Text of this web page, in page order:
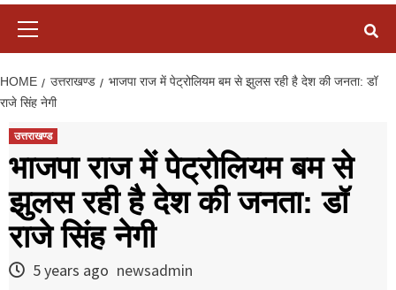
HOME उत्तराखण्ड
भाजपा राज में पेट्रोलियम बम से झुलस रही है देश की जनता: डॉ
राजे सिंह नेगी
उत्तराखण्ड
भाजपा राज में पेट्रोलियम बम से
झुलस रही है देश की जनता: डॉ
राजे सिंह नेगी
5 years ago newsadmin